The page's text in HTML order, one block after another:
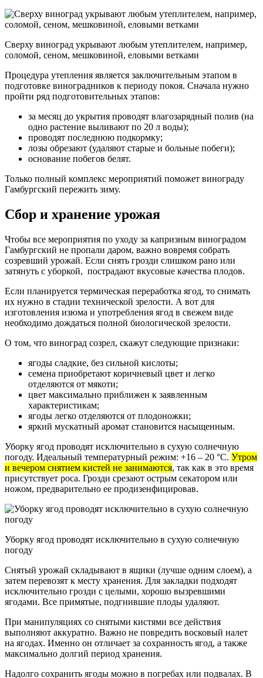
Сверху виноград укрывают любым утеплителем, например,
соломой, сеном, мешковиной, еловыми ветками
Процедура утепления является заключительным этапом в
подготовке виноградников к периоду покоя. Сначала нужно
пройти ряд подготовительных этапов:
за месяц до укрытия проводят влагозарядный полив (на
одно растение выливают по 20 л воды);
проводят последнюю подкормку;
лозы обрезают (удаляют старые и больные побеги);
основание побегов белят.
Только полный комплекс мероприятий поможет винограду
Гамбургский пережить зиму.
Сбор и хранение урожая
Чтобы все мероприятия по уходу за капризным виноградом
Гамбургский не пропали даром, важно вовремя собрать
созревший урожай. Если снять грозди слишком рано или
затянуть с уборкой, пострадают вкусовые качества плодов.
Если планируется термическая переработка ягод, то снимать
их нужно в стадии технической зрелости. А вот для
изготовления изюма и употребления ягод в свежем виде
необходимо дождаться полной биологической зрелости.
О том, что виноград созрел, скажут следующие признаки:
ягоды сладкие, без сильной кислоты;
семена приобретают коричневый цвет и легко
отделяются от мякоти;
цвет максимально приближен к заявленным
характеристикам;
ягоды легко отделяются от плодоножки;
яркий мускатный аромат становится насыщенным.
Уборку ягод проводят исключительно в сухую солнечную
погоду. Идеальный температурный режим: +16 – 20 °С. Утром
и вечером снятием кистей не занимаются, так как в это время
присутствует роса. Грозди срезают острым секатором или
ножом, предварительно ее продизенфицировав.
Уборку ягод проводят исключительно в сухую солнечную
погоду
Снятый урожай складывают в ящики (лучше одним слоем), а
затем перевозят к месту хранения. Для закладки подходят
исключительно грозди с целыми, хорошо вызревшими
ягодами. Все примятые, подгнившие плоды удаляют.
При манипуляциях со снятыми кистями все действия
выполняют аккуратно. Важно не повредить восковый налет
на ягодах. Именно он отличает за сохранность ягод, а также
максимально долгий период хранения.
Надолго сохранить ягоды можно в погребах или подвалах. В